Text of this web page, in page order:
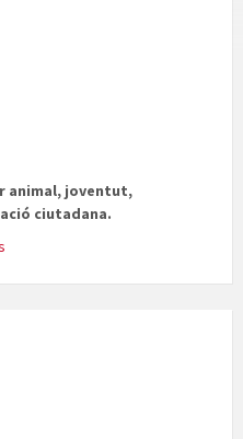
animal, joventut,
ciutadana.